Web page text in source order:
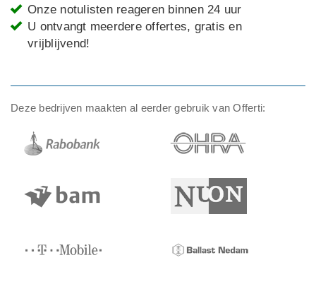
Onze notulisten reageren binnen 24 uur
U ontvangt meerdere offertes, gratis en
vrijblijvend!
Deze bedrijven maakten al eerder gebruik van Offerti: